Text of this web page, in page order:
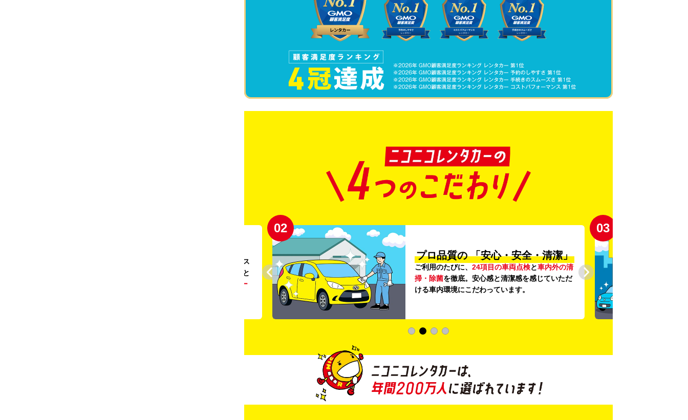
。ガソリンス
タンドや整備工場の既存インフラを活用すること
リー
02
プロ品質の 「安心・安全・清潔」
ご利用のたびに、 24項目の車両点検と車内外の清
掃・除菌を徹底。安心感と清潔感を感じていただ
ける車内環境にこだわっています。
03